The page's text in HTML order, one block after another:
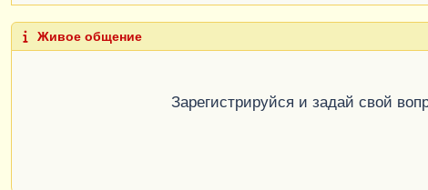
Живое общение
Зарегистрируйся и задай свой